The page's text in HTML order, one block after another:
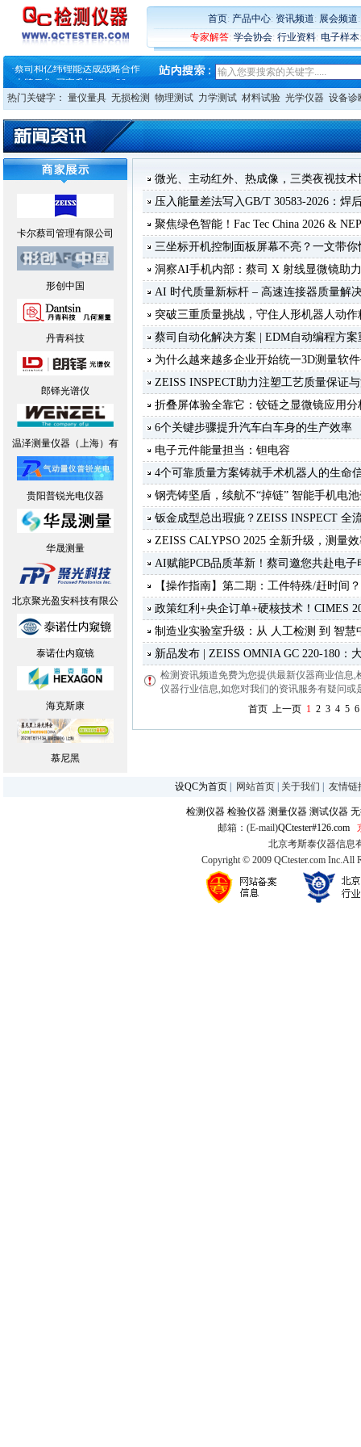
首页: 产品中心: 资讯频道: 展会频道
专家解答: 学会协会: 行业资料: 电子样本
铸就AI服务器质量动脉 – 高
铸就AI服务器质量动脉 – 高
ZEISS BOSELLO ADR 让内部缺
·蔡司和亿纬锂能达成战略合作
·大牌云集 买家升级 ——26
热门关键字： 量仪量具 无损检测 物理测试 力学测试 材料试验 光学仪器 设备诊
卡尔蔡司管理有限公司
形创中国
丹青科技
郎铎光谱仪
温泽测量仪器（上海）有
贵阳普锐光电仪器
华晟测量
北京聚光盈安科技有限公
泰诺仕内窥镜
海克斯康
慕尼黑
微光、主动红外、热成像，三类夜视技术
压入能量差法写入GB/T 30583-2026：焊
聚焦绿色智能！Fac Tec China 2026 &
三坐标开机控制面板屏幕不亮？一文带
洞察AI手机内部：蔡司 X 射线显微镜助
AI 时代质量新标杆 – 高速连接器质量解
突破三重质量挑战，守住人形机器人动
蔡司自动化解决方案 | EDM自动编程方
为什么越来越多企业开始统一3D测量软
ZEISS INSPECT助力注塑工艺质量保证
折叠屏体验全靠它：铰链之显微镜应用分
6个关键步骤提升汽车白车身的生产效率
电子元件能量担当：钽电容
4个可靠质量方案铸就手术机器人的生命
钢壳铸坚盾，续航不“掉链” 智能手机电
钣金成型总出瑕疵？ZEISS INSPECT 全
ZEISS CALYPSO 2025 全新升级，测量
AI赋能PCB品质革新！蔡司邀您共赴电子
【操作指南】第二期：工件特殊/赶时间
政策红利+央企订单+硬核技术！CIMES
制造业实验室升级：从 人工检测 到 智
新品发布 | ZEISS OMNIA GC 220-180：
检测资讯频道免费为您提供最新仪器商业信息,
仪器行业信息,如您对我们的资讯服务有疑问或
首页 上一页1 2 3 4 5 6
设QC为首页 网站首页 关于我们 友情链
检测仪器 检验仪器 测量仪器 测试仪器
邮箱：(E-mail)QCtester#126.com
北京考斯泰仪器信息
Copyright © 2009 QCtester.com Inc.All